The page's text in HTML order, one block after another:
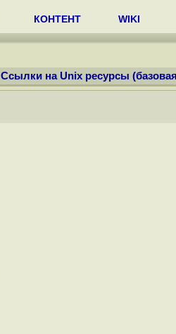
КОНТЕНТ WIKI
Ссылки на Unix ресурсы